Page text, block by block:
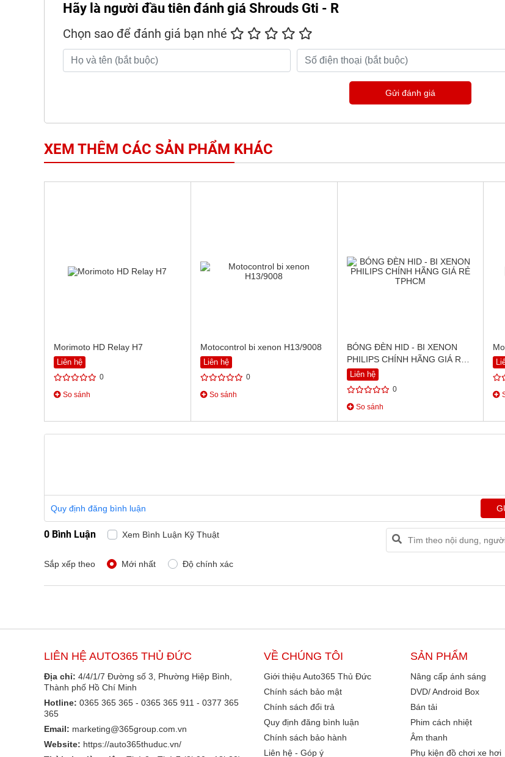
Hãy là người đầu tiên đánh giá Shrouds Gti - R
Chọn sao để đánh giá bạn nhé
Gửi đánh giá
XEM THÊM CÁC SẢN PHẨM KHÁC
Morimoto HD Relay H7
Liên hệ
0
So sánh
Motocontrol bi xenon H13/9008
Liên hệ
0
So sánh
BÓNG ĐÈN HID - BI XENON
PHILIPS CHÍNH HÃNG GIÁ RẺ
TPHCM
Liên hệ
0
So sánh
Quy định đăng bình luận
0 Bình Luận Xem Bình Luận Kỹ Thuật
Sắp xếp theo Mới nhất Độ chính xác
LIÊN HỆ AUTO365 THỦ ĐỨC
Địa chỉ: 4/4/1/7 Đường số 3, Phường Hiệp Bình,
Thành phố Hồ Chí Minh
Hotline: 0365 365 365 - 0365 365 911 - 0377 365
365
Email: marketing@365group.com.vn
Website: https://auto365thuduc.vn/
VỀ CHÚNG TÔI
Giới thiệu Auto365 Thủ Đức
Chính sách bảo mật
Chính sách đổi trả
Quy định đăng bình luận
Chính sách bảo hành
Liên hệ - Góp ý
SẢN PHẨM
Nâng cấp ánh sáng
DVD/ Android Box
Bán tải
Phim cách nhiệt
Âm thanh
Phụ kiện đồ chơi xe hơi